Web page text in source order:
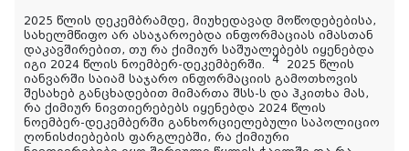
2025 წლის დეკემბრამდე, მიუხედავად მოწოდებებისა,
სახელმწიფო არ ასაჯაროებდა ინფორმაციას იმასთან
დაკავშირებით, თუ რა ქიმიურ საშუალებებს იყენებდა
იგი 2024 წლის ნოემბერ-დეკემბერში.
4 2025 წლის
იანვარში საიამ საჯარო ინფორმაციის გამოთხოვის
შესახებ განცხადებით მიმართა შსს-ს და ჰკითხა მას,
რა ქიმიურ ნივთიერებებს იყენებდა 2024 წლის
ნოემბერ-დეკემბერში განხორციელებული საპოლიციო
ღონისძიებების ფარგლებში, რა ქიმიური